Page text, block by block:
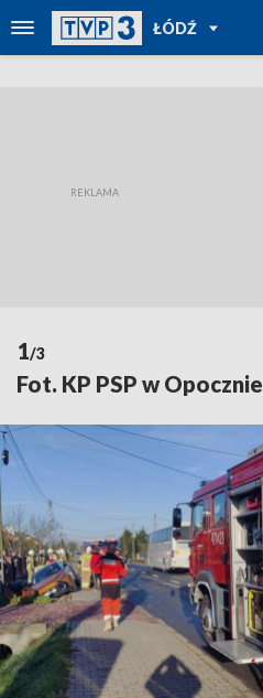
ŁÓDŹ
POWRÓT
DO
REGIONY
1/3
Fot. KP PSP w Opocznie